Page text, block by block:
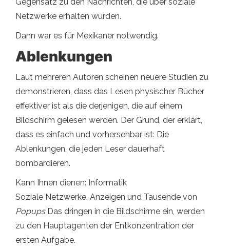
Netzwerke erhalten wurden.
Dann war es für Mexikaner notwendig.
Ablenkungen
Laut mehreren Autoren scheinen neuere Studien zu
demonstrieren, dass das Lesen physischer Bücher
effektiver ist als die derjenigen, die auf einem
Bildschirm gelesen werden. Der Grund, der erklärt,
dass es einfach und vorhersehbar ist: Die
Ablenkungen, die jeden Leser dauerhaft
bombardieren.
Kann Ihnen dienen: Informatik
Soziale Netzwerke, Anzeigen und Tausende von
PopupsDas dringen in die Bildschirme ein, werden
zu den Hauptagenten der Entkonzentration der
ersten Aufgabe.